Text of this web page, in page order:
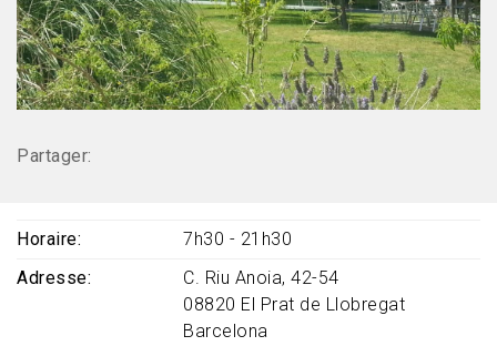
Partager:
Horaire
7h30 - 21h30
Adresse
C. Riu Anoia, 42-54
08820 El Prat de Llobregat
Barcelona